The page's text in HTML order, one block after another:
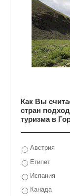
Как Вы
стран
туризма в
Австрия
Египет
Испания
Канада